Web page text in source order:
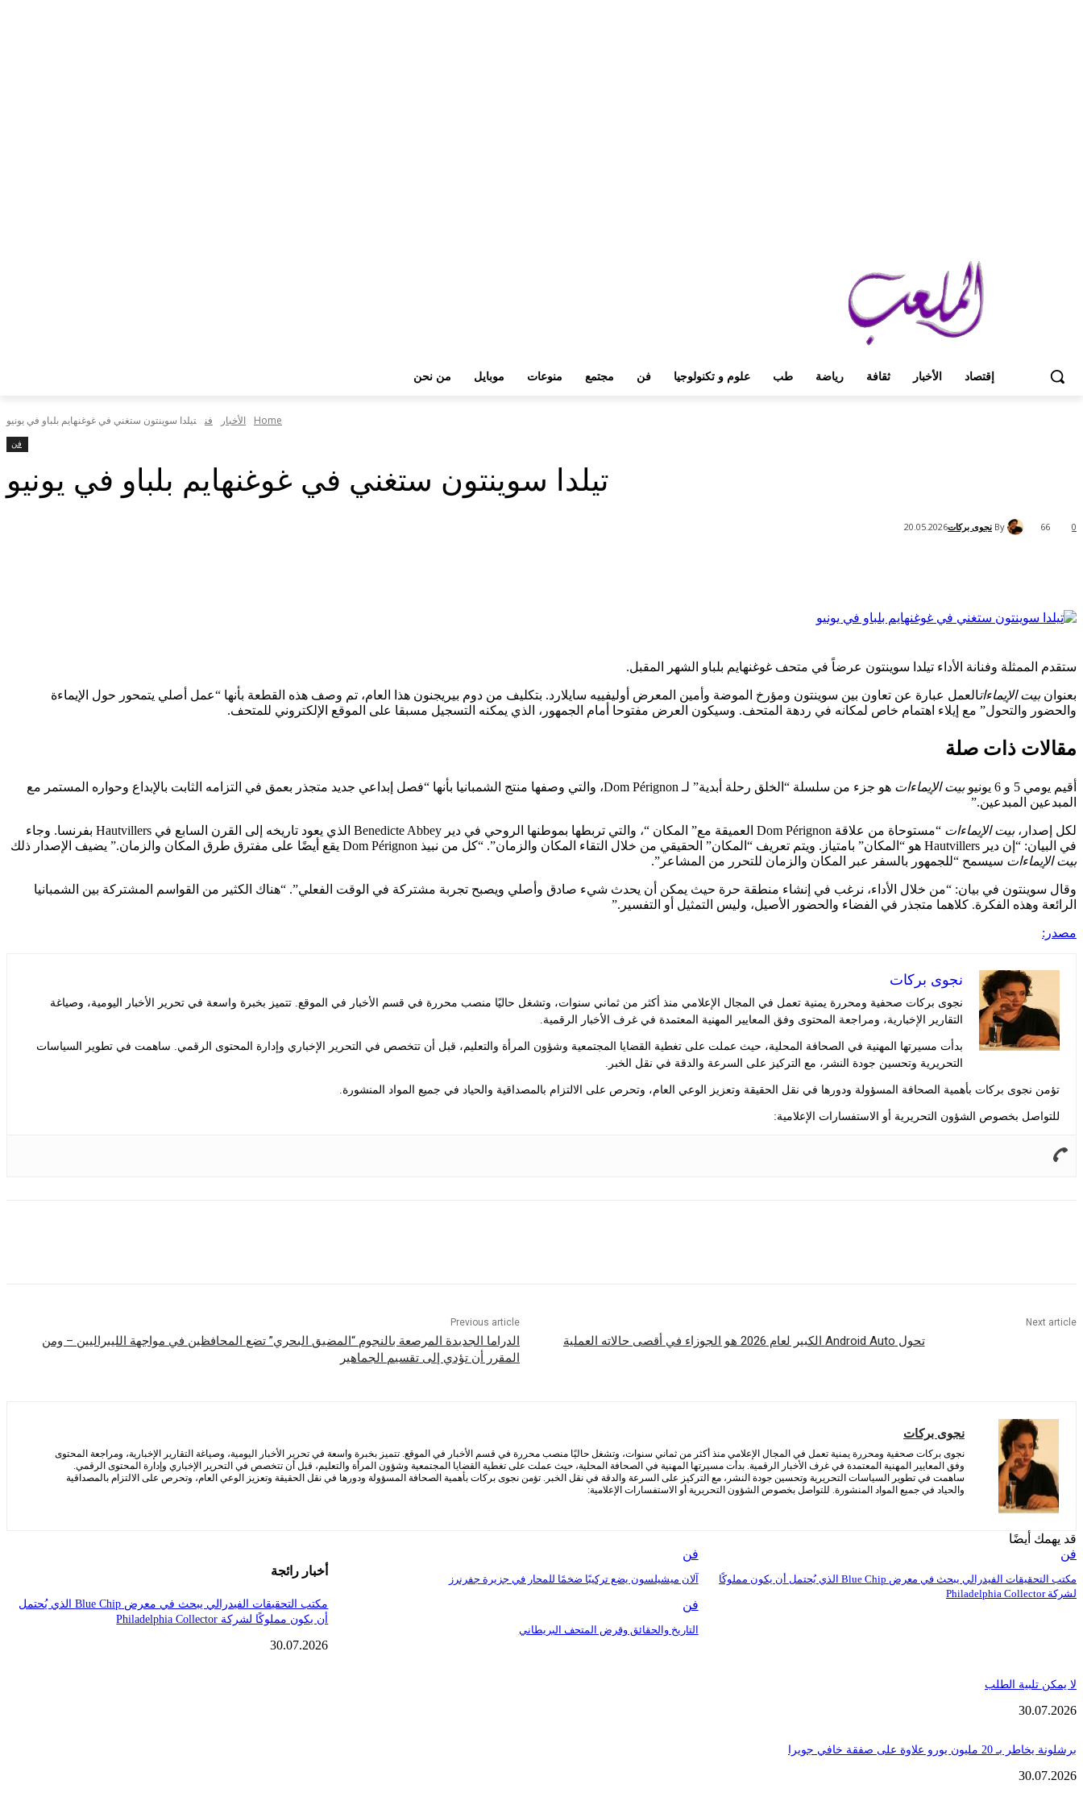
إقتصاد الأخبار ثقافة رياضة طب علوم و تكنولوجيا فن مجتمع منوعات موبايل من نحن
Home الأخبار فن تيلدا سوينتون ستغني في غوغنهايم بلباو في يونيو
فن
تيلدا سوينتون ستغني في غوغنهايم بلباو في يونيو
By نجوى بركات20.05.2026 0
66
ستقدم الممثلة وفنانة الأداء تيلدا سوينتون عرضاً في متحف غوغنهايم بلباو الشهر المقبل.
بعنوانبيت الإيماءاتالعمل عبارة عن تعاون بين سوينتون ومؤرخ الموضة وأمين المعرض أوليفييه سايلارد. بتكليف من دوم بيريجنون هذا العام، تم وصف هذه القطعة بأنها “عمل أصلي يتمحور حول الإيماءة
والحضور والتحول” مع إيلاء اهتمام خاص لمكانه في ردهة المتحف. وسيكون العرض مفتوحا أمام الجمهور، الذي يمكنه التسجيل مسبقا على الموقع الإلكتروني للمتحف.
مقالات ذات صلة
أقيم يومي 5 و 6 يونيو بيت الإيماءات
هو جزء من سلسلة “الخلق رحلة أبدية” لـ Dom Pérignon، والتي وصفها منتج الشمبانيا بأنها “فصل إبداعي جديد متجذر بعمق في التزامه الثابت بالإبداع وحواره المستمر مع
المبدعين المبدعين.”
لكل إصدار،بيت الإيماءات
“مستوحاة من علاقة Dom Pérignon العميقة مع” المكان “، والتي تربطها بموطنها الروحي في دير Benedicte Abbey الذي يعود تاريخه إلى القرن السابع في Hautvillers بفرنسا. وجاء
في البيان: “إن دير Hautvillers هو “المكان” بامتياز. ويتم تعريف “المكان” الحقيقي من خلال التقاء المكان والزمان”. “كل من نبيذ Dom Pérignon يقع أيضًا على مفترق طرق المكان والزمان.” يضيف الإصدار ذلك
بيت الإيماءات سيسمح “للجمهور بالسفر عبر المكان والزمان للتحرر من المشاعر”.
وقال سوينتون في بيان: “من خلال الأداء، نرغب في إنشاء منطقة حرة حيث يمكن أن يحدث شيء صادق وأصلي ويصبح تجربة مشتركة في الوقت الفعلي”. “هناك الكثير من القواسم المشتركة بين الشمبانيا
الرائعة وهذه الفكرة. كلاهما متجذر في الفضاء والحضور الأصيل، وليس التمثيل أو التفسير.”
مصدر:
نجوى بركات
نجوى بركات صحفية ومحررة يمنية تعمل في المجال الإعلامي منذ أكثر من ثماني سنوات، وتشغل حاليًا منصب محررة في قسم الأخبار في الموقع. تتميز بخبرة واسعة في تحرير الأخبار اليومية، وصياغة
التقارير الإخبارية، ومراجعة المحتوى وفق المعايير المهنية المعتمدة في غرف الأخبار الرقمية.
بدأت مسيرتها المهنية في الصحافة المحلية، حيث عملت على تغطية القضايا المجتمعية وشؤون المرأة والتعليم، قبل أن تتخصص في التحرير الإخباري وإدارة المحتوى الرقمي. ساهمت في تطوير السياسات
التحريرية وتحسين جودة النشر، مع التركيز على السرعة والدقة في نقل الخبر.
تؤمن نجوى بركات بأهمية الصحافة المسؤولة ودورها في نقل الحقيقة وتعزيز الوعي العام، وتحرص على الالتزام بالمصداقية والحياد في جميع المواد المنشورة.
للتواصل بخصوص الشؤون التحريرية أو الاستفسارات الإعلامية:
Previous article
الدراما الجديدة المرصعة بالنجوم “المضيق البحري” تضع المحافظين في مواجهة الليبراليين – ومن
المقرر أن تؤدي إلى تقسيم الجماهير
Next article
تحول Android Auto الكبير لعام 2026 هو الجوزاء في أقصى حالاته العملية
نجوى بركات
نجوى بركات صحفية ومحررة يمنية تعمل في المجال الإعلامي منذ أكثر من ثماني سنوات، وتشغل حاليًا منصب محررة في قسم الأخبار في الموقع. تتميز بخبرة واسعة في تحرير الأخبار اليومية، وصياغة التقارير الإخبارية، ومراجعة المحتوى
وفق المعايير المهنية المعتمدة في غرف الأخبار الرقمية. بدأت مسيرتها المهنية في الصحافة المحلية، حيث عملت على تغطية القضايا المجتمعية وشؤون المرأة والتعليم، قبل أن تتخصص في التحرير الإخباري وإدارة المحتوى الرقمي.
ساهمت في تطوير السياسات التحريرية وتحسين جودة النشر، مع التركيز على السرعة والدقة في نقل الخبر. تؤمن نجوى بركات بأهمية الصحافة المسؤولة ودورها في نقل الحقيقة وتعزيز الوعي العام، وتحرص على الالتزام بالمصداقية
والحياد في جميع المواد المنشورة. للتواصل بخصوص الشؤون التحريرية أو الاستفسارات الإعلامية:
قد يهمك أيضًا
فن
مكتب التحقيقات الفيدرالي يبحث في معرض Blue Chip الذي يُحتمل أن يكون مملوكًا
لشركة Philadelphia Collector
فن
آلان ميشيلسون يضع تركيبًا ضخمًا للمحار في جزيرة جفرنرز
فن
التاريخ والحقائق وقرض المتحف البريطاني
أخبار رائجة
مكتب التحقيقات الفيدرالي يبحث في معرض Blue Chip الذي يُحتمل
أن يكون مملوكًا لشركة Philadelphia Collector
30.07.2026
لا يمكن تلبية الطلب
30.07.2026
برشلونة يخاطر بـ 20 مليون يورو علاوة على صفقة خافي جويرا
30.07.2026